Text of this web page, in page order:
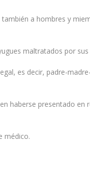
a hombres y
maltratados por sus
es decir, padre-
haberse presentado en
médico.